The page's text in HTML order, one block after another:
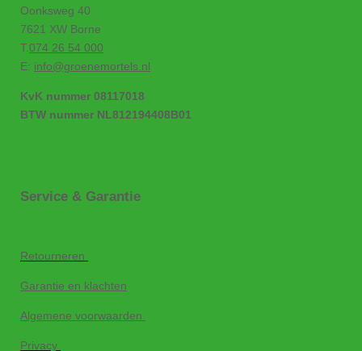
Oonksweg 40
7621 XW Borne
T.074 26 54 000
E: info@groenemortels.nl
KvK nummer 08117018
BTW nummer NL812194408B01
Service & Garantie
Retourneren
Garantie en klachten
Algemene voorwaarden
Privacy